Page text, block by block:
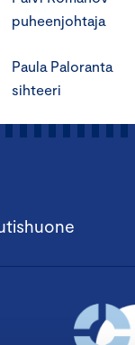
puheenjohtaja
Paula Paloranta
sihteeri